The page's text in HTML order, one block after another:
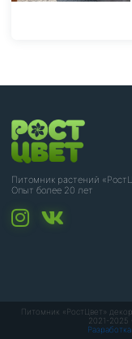
Питомник растений
Опыт более 20 лет
Питомник «РостЦвет»
2021-2025